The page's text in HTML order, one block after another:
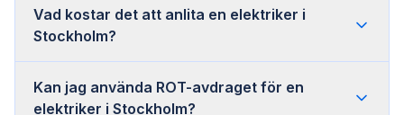
Vad kostar det att anlita en elektriker i
Stockholm?
Kan jag använda ROT-avdraget för en
elektriker i Stockholm?